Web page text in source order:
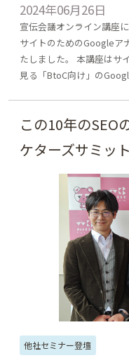
2024年06月26日
宣伝会議オンライン講座
サイトのためのGoogleア
たしました。 本講座はサ
見る「BtoC向け」の
この10年のSEO
ケターズサミッ
他社セミナー登壇